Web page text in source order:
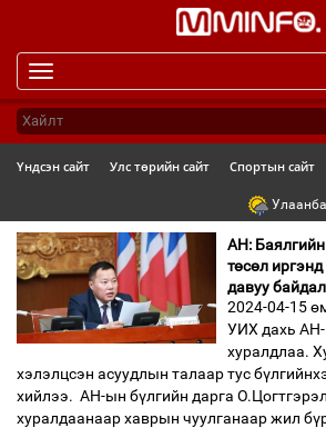
navigation
Үндсэн сайт Улс төрийн сайт Спортын сайт
АН: Баялгийн
төсөл
давуу
2024-04-15
УИХ дахь
хуралдлаа.
хэлэлцсэн асуудлын талаар тус
хийлээ. АН-ын бүлгийн дарга
хуралдаанаар хаврын чуулганаар жил